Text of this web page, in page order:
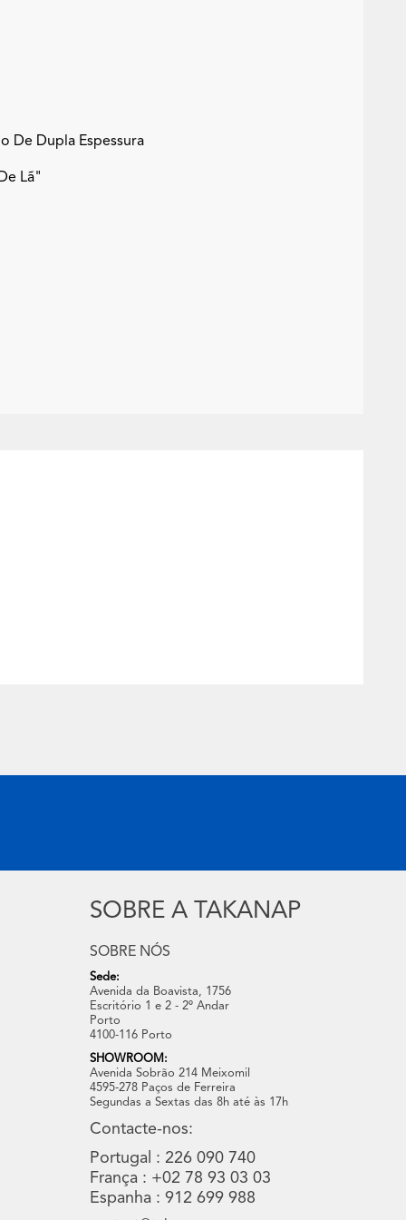
De Dupla Espessura
Lã"
SOBRE A TAKANAP
SOBRE NÓS
Sede:
Avenida da Boavista, 1756
Escritório 1 e 2 - 2º Andar
Porto
4100-116 Porto
SHOWROOM:
Avenida Sobrão 214 Meixomil
4595-278 Paços de Ferreira
Segundas a Sextas das 8h até às 17h
Contacte-nos:
Portugal : 226 090 740
França : +02 78 93 03 03
Espanha : 912 699 988